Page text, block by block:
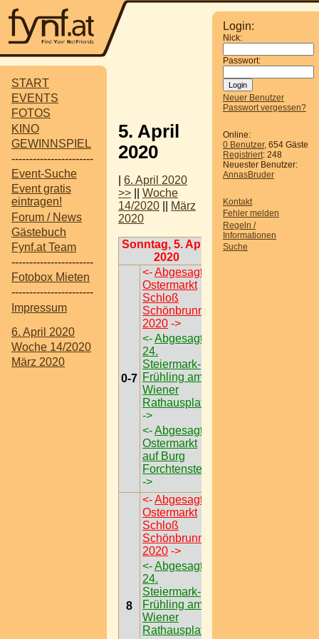
START
EVENTS
FOTOS
KINO
GEWINNSPIEL
-----------------------
Event-Suche
Event gratis
eintragen!
Forum / News
Gästebuch
Fynf.at Team
-----------------------
Fotobox Mieten
-----------------------
Impressum
6. April 2020
Woche 14/2020
März 2020
Login:
Nick:
Passwort:
Neuer Benutzer
Passwort vergessen?
Online:
0 Benutzer, 654 Gäste
Registriert: 248
Neuester Benutzer:
AnnasBruder
Kontakt
Fehler melden
Regeln /
Informationen
Suche
5. April
2020
6. April 2020
>>
Woche
14/2020
März
2020
Sonntag, 5. April
2020
0-7
<-Abgesagt
Ostermarkt
Schloß
Schönbrunn
2020 ->
<-Abgesagt
24.
Steiermark-
Frühling am
Wiener
Rathausplatz
->
<-Abgesagt
Ostermarkt
auf Burg
Forchtenstein
->
8
<-Abgesagt
Ostermarkt
Schloß
Schönbrunn
2020 ->
<-Abgesagt
24.
Steiermark-
Frühling am
Wiener
Rathausplatz